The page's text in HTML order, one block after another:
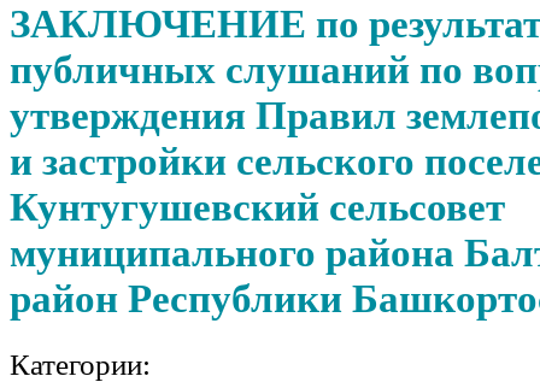
ЗАКЛЮЧЕНИЕ по
публичных слушаний по
утверждения Правил
и застройки сельского
Кунтугушевский сельсовет
муниципального района
район Республики
Категории: